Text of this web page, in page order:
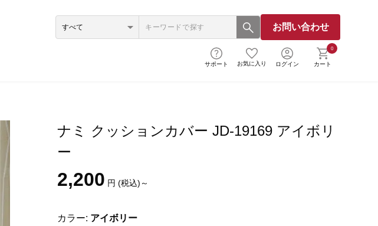
お問い合わせ
サポート お気に入り ログイン
0
カート
ナミ クッションカバー JD-19169 アイボリ
ー
2,200 円 (税込)～
カラー: アイボリー